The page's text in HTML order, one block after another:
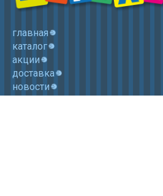
главная
каталог
акции
доставка
новости